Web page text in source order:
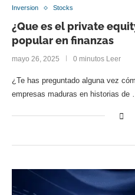
Inversion Stocks
¿Que es el private
popular en finanzas
mayo 26, 2025 0 minutos Leer
¿Te has preguntado alguna vez
empresas maduras en historias de